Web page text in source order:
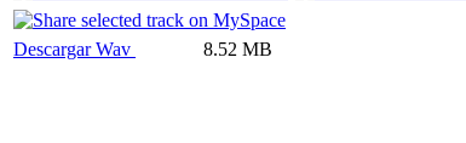
Descargar Wav 8.52 MB